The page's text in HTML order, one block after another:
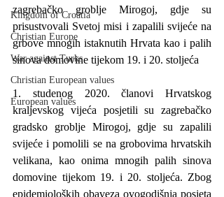
Kingdom of Croatia
Christian Europe
War against Turks
Christian European values
European values
zagrebačko groblje Mirogoj, gdje su
prisustvovali Svetoj misi i zapalili svijeće na
grbove mnogih istaknutih Hrvata kao i palih
sinova domovine tijekom 19. i 20. stoljeća
1. studenog 2020. članovi Hrvatskog
kraljevskog vijeća posjetili su zagrebačko
gradsko groblje Mirogoj, gdje su zapalili
svijeće i pomolili se na grobovima hrvatskih
velikana, kao onima mnogih palih sinova
domovine tijekom 19. i 20. stoljeća. Zbog
epidemioloških obaveza ovogodišnja posjeta